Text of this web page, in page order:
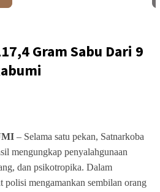
Gram Sabu Dari 9
– Selama satu pekan, Satnarkoba
mengungkap penyalahgunaan
dan psikotropika. Dalam
polisi mengamankan sembilan orang